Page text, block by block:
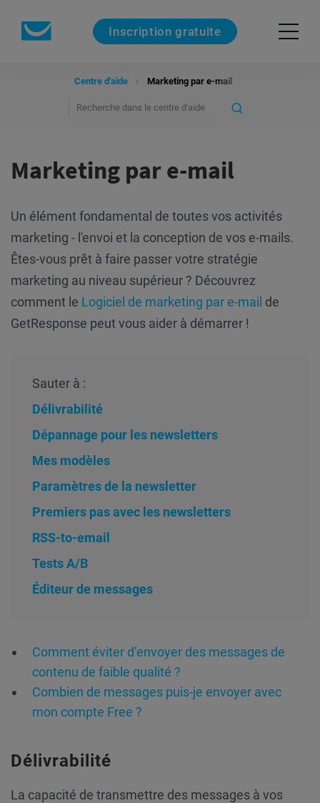
Inscription gratuite
Centre d'aide Marketing par e-mail
Marketing par e-mail
Un élément fondamental de toutes vos activités
marketing - l'envoi et la conception de vos e-mails.
Êtes-vous prêt à faire passer votre stratégie
marketing au niveau supérieur ? Découvrez
comment le Logiciel de marketing par e-mail de
GetResponse peut vous aider à démarrer !
Sauter à :
Délivrabilité
Dépannage pour les newsletters
Mes modèles
Paramètres de la newsletter
Premiers pas avec les newsletters
RSS-to-email
Tests A/B
Éditeur de messages
Comment éviter d’envoyer des messages de
contenu de faible qualité ?
Combien de messages puis-je envoyer avec
mon compte Free ?
Délivrabilité
La capacité de transmettre des messages à vos